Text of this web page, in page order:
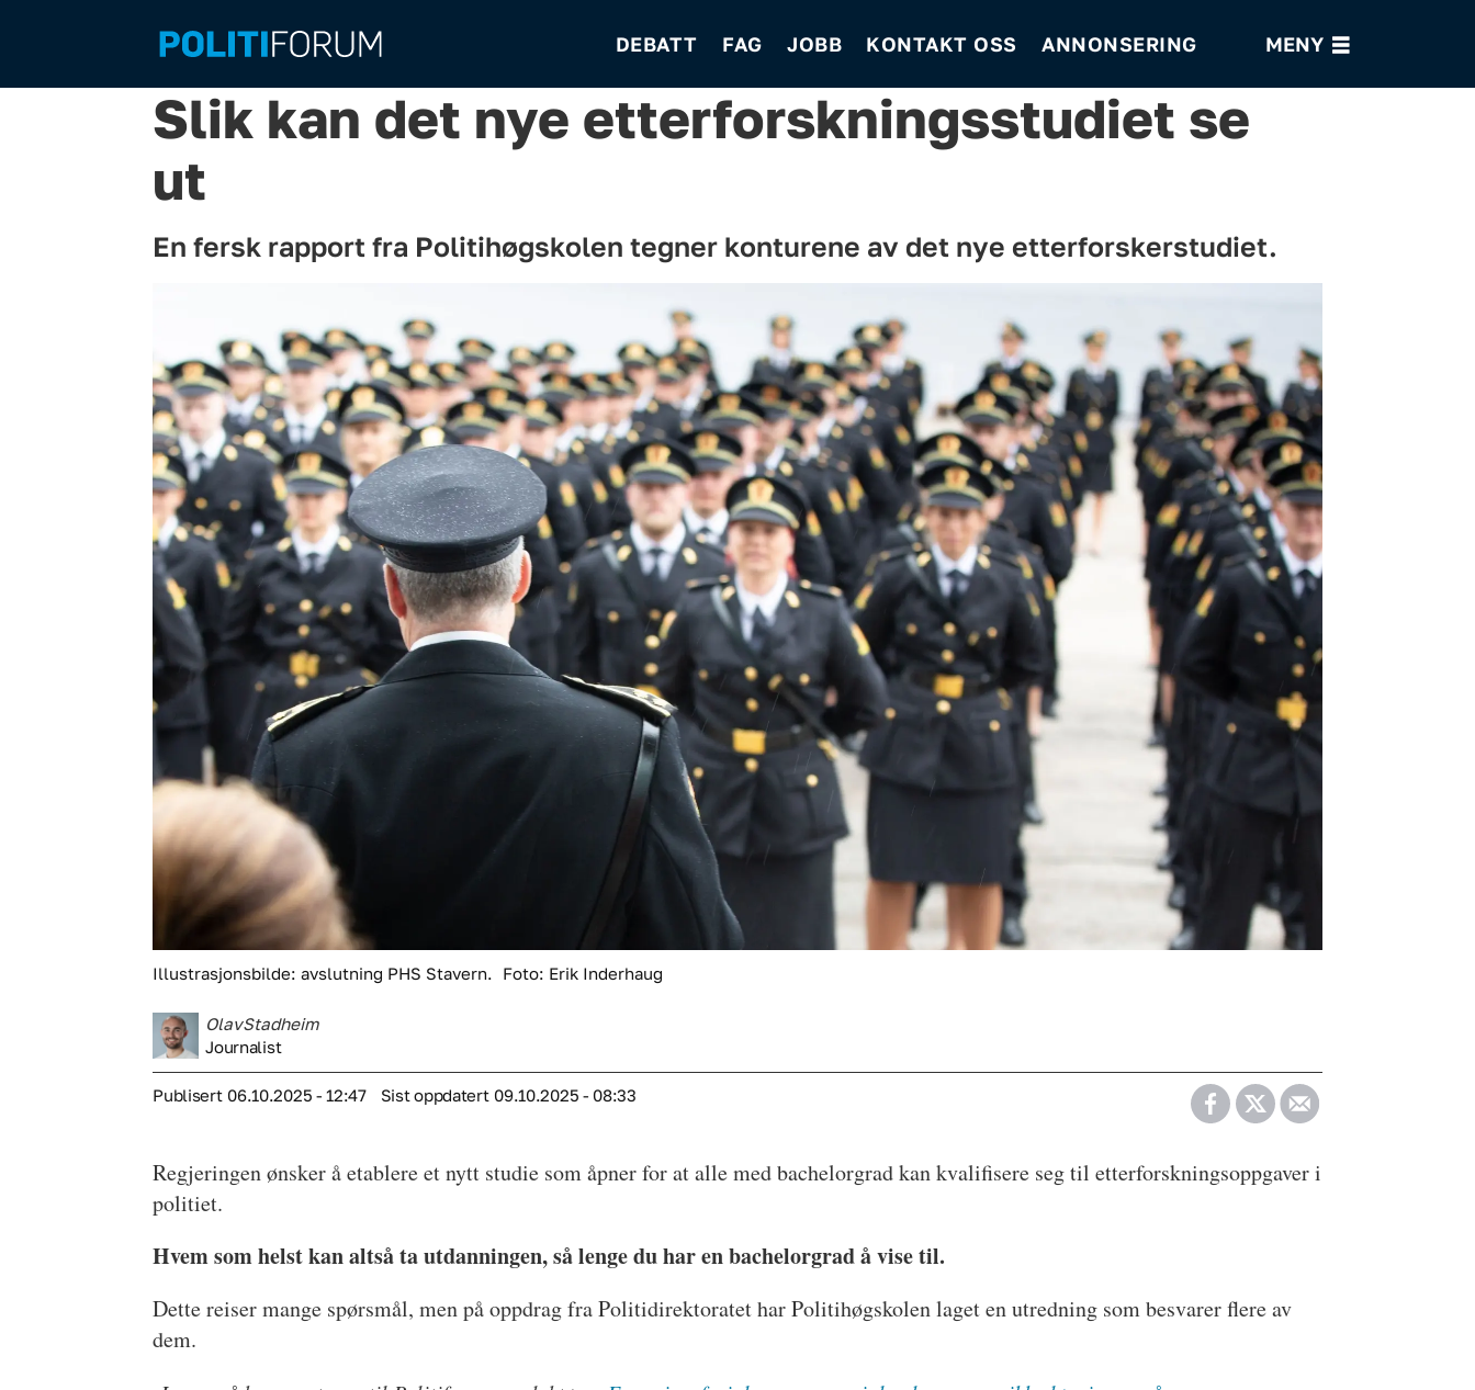
DEBATT FAG JOBB KONTAKT OSS ANNONSERING
Slik kan det nye etterforskningsstudiet se
ut
En fersk rapport fra Politihøgskolen tegner konturene av det nye etterforskerstudiet.
Illustrasjonsbilde: avslutning PHS Stavern. Foto: Erik Inderhaug
OlavStadheim
Journalist
Publisert 06.10.2025 - 12:47 Sist oppdatert 09.10.2025 - 08:33
Regjeringen ønsker å etablere et nytt studie som åpner for at alle med bachelorgrad kan kvalifisere seg til etterforskningsoppgaver i
politiet.
Hvem som helst kan altså ta utdanningen, så lenge du har en bachelorgrad å vise til.
Dette reiser mange spørsmål, men på oppdrag fra Politidirektoratet har Politihøgskolen laget en utredning som besvarer flere av
dem.